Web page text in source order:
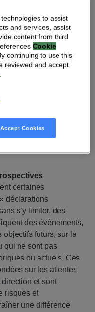
juin 2024, le solde du
annoncé 12
d’euros,
coûts et
disposition de Vantiva
Ireland PLC avec
et/ou conseillés
Angelo, Gordon &
certaines
déclarations
s’y limiter, des
des événements,
objectifs futurs, sur la
qui ne sont pas
ou actuels. Ces
sur les attentes
et sont
risques et
une différence
to assist
and services, assist
content from third
Cookie
continuing to use this
reviewed and accept
.
Accept Cookies